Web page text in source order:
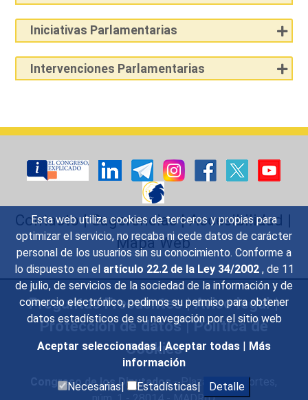
Esta web utiliza cookies de terceros y propias para
optimizar el servicio, no recaba ni cede datos de carácter
personal de los usuarios sin su conocimiento. Conforme a
lo dispuesto en el artículo 22.2 de la Ley 34/2002 , de 11
de julio, de servicios de la sociedad de la información y de
comercio electrónico, pedimos su permiso para obtener
datos estadísticos de su navegación por el sitio web
Aceptar seleccionadas | Aceptar todas | Más
información
Necesarias|
Estadísticas| Detalle
Iniciativas Parlamentarias
Intervenciones Parlamentarias
Contacto|Sugerencias|Accesibilidad |
Mapa Web
Preguntas Frecuentes|Aviso legal|
Protección de datos|Política de
Cookies
Congreso de los Diputados- Plaza de las Cortes,